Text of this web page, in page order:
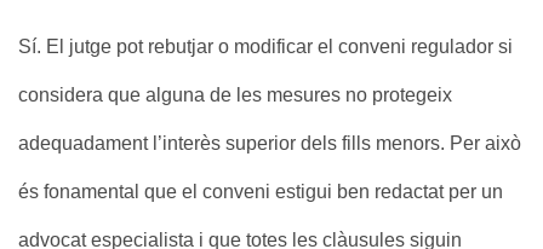
Sí. El jutge pot rebutjar o modificar el conveni regulador si
considera que alguna de les mesures no protegeix
adequadament l’interès superior dels fills menors. Per això
és fonamental que el conveni estigui ben redactat per un
advocat especialista i que totes les clàusules siguin